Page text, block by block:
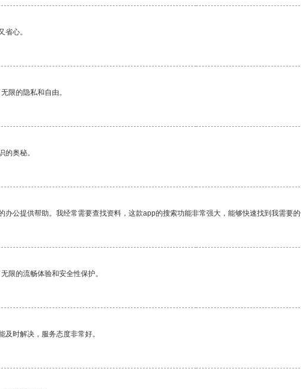
省心。
限的隐私和自由。
的奥秘。
公提供帮助。我经常需要查找资料，这款app的搜索功能非常强大，能够快速找到我需要的
限的流畅体验和安全性保护。
时解决，服务态度非常好。